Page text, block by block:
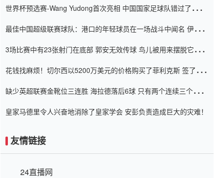
世界杯预选赛-Wang Yudong首次亮相 中国国家足球队错过了世界
最佳中国超级联赛球队：港口的年轻球员在一场战斗中闻名 伊万放
3场比赛中有23张射门在底部 郭安无效传球 鸟儿被用来摆脱它
花钱找麻烦！切尔西以5200万美元的价格购买了菲利克斯 签了7年
缺少英超联赛金靴位三连胜 海拉德落后6球 只有两个连续三个连续
皇家马德里令人兴奋地消除了皇家学会 安彭负责造成巨大的灾难！
友情链接
24直播网